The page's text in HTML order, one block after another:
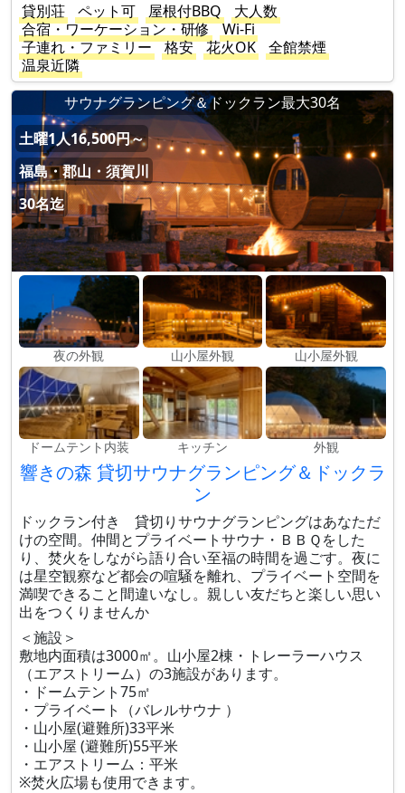
貸別荘
ペット可 屋根付BBQ
大人数
合宿・ワーケーション・研修
Wi-Fi
子連れ・ファミリー
格安 花火OK
全館禁煙
温泉近隣
サウナグランピング＆ドックラン最大30名
土曜1人16,500円～
福島・郡山・須賀川
30名迄
夜の外観 山小屋外観 山小屋外観
ドームテント内装 キッチン 外観
響きの森 貸切サウナグランピング＆ドックラ
ン
ドックラン付き 貸切りサウナグランピングはあなただ
けの空間。仲間とプライベートサウナ・ＢＢＱをした
り、焚火をしながら語り合い至福の時間を過ごす。夜に
は星空観察など都会の喧騒を離れ、プライベート空間を
満喫できること間違いなし。親しい友だちと楽しい思い
出をつくりませんか
＜施設＞
敷地内面積は3000㎡。山小屋2棟・トレーラーハウス
（エアストリーム）の3施設があります。
・ドームテント75㎡
・プライベート（バレルサウナ ）
・山小屋(避難所)33平米
・山小屋 (避難所)55平米
・エアストリーム：平米
※焚火広場も使用できます。